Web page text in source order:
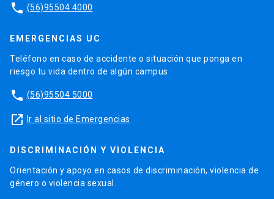
phone (56)95504 4000
EMERGENCIAS UC
Teléfono en caso de accidente o situación que ponga en
riesgo tu vida dentro de algún campus.
phone (56)95504 5000
launch Ir al sitio de Emergencias
DISCRIMINACIÓN Y VIOLENCIA
Orientación y apoyo en casos de discriminación, violencia de
género o violencia sexual.